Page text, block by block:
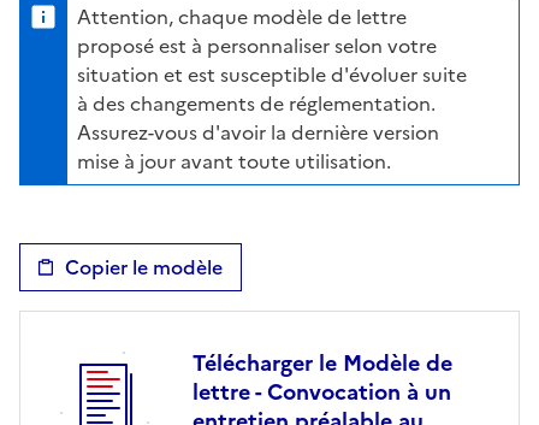
Attention, chaque modèle de lettre
proposé est à personnaliser selon votre
situation et est susceptible d'évoluer suite
à des changements de réglementation.
Assurez-vous d'avoir la dernière version
mise à jour avant toute utilisation.
Copier le modèle
Télécharger le Modèle de
lettre - Convocation à un